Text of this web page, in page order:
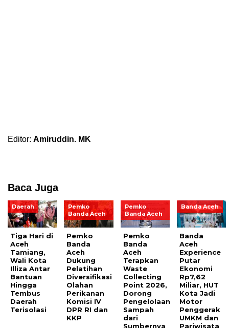
Editor: Amiruddin. MK
Baca Juga
Daerah
Tiga Hari di
Aceh
Tamiang,
Wali Kota
Illiza Antar
Bantuan
Hingga
Tembus
Daerah
Terisolasi
Pemko
Banda Aceh
Pemko
Banda
Aceh
Dukung
Pelatihan
Diversifikasi
Olahan
Perikanan
Komisi IV
DPR RI dan
KKP
Pemko
Banda Aceh
Pemko
Banda
Aceh
Terapkan
Waste
Collecting
Point 2026,
Dorong
Pengelolaan
Sampah
dari
Sumbernya
Banda Aceh
Banda
Aceh
Experience
Putar
Ekonomi
Rp7,62
Miliar, HUT
Kota Jadi
Motor
Penggerak
UMKM dan
Pariwisata